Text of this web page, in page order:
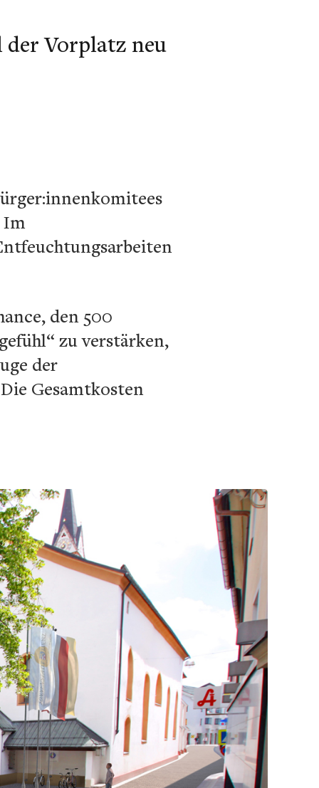
der Vorplatz neu
Im
den 500
zu verstärken,
der
Gesamtkosten